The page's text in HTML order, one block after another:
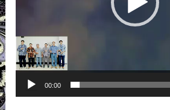
00:00